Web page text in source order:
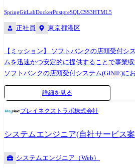
スは企画型中心で、担当するサービス経営
が待っています。 ・ANSERサービスを提
がしっかりしており、事業部内で先進技術
ェーンやUI/UX、AIなどなど)を行っており
きるチャンスあり。
SpringGitLabDockerPostgreSQLCSS3HTML5
正社員 東京都港区
【ミッション】 ソフトバンクの店頭受付シ
ムを迅速かつ安定的に提供することで事業収
ソフトバンクの店頭受付システム(GINIE)に
【具体的な業務】 ・新規サービス、新機種
おける、要件定義～商用リリースまでの一
クトの進捗管理 ・社内関係部署との調整 ・
生産性/品質向上への取り組み ※全ての募集
すべき業務・就業場所の変更の範囲について
務の変更の範囲:会社内でのすべての業務 就
よび国内外の支社、営業所、グループ内外
詳細を見る
プレイネクストラボ株式会社
システムエンジニア(自社サービス
システムエンジニア（Web）